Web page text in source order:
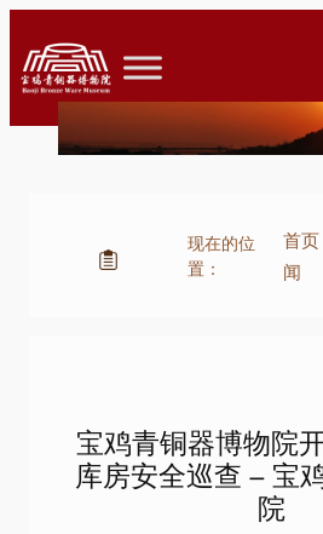
至
内
现在的位
置：
首页
闻
宝鸡青铜器博物院
库房安全巡查 – 宝
院